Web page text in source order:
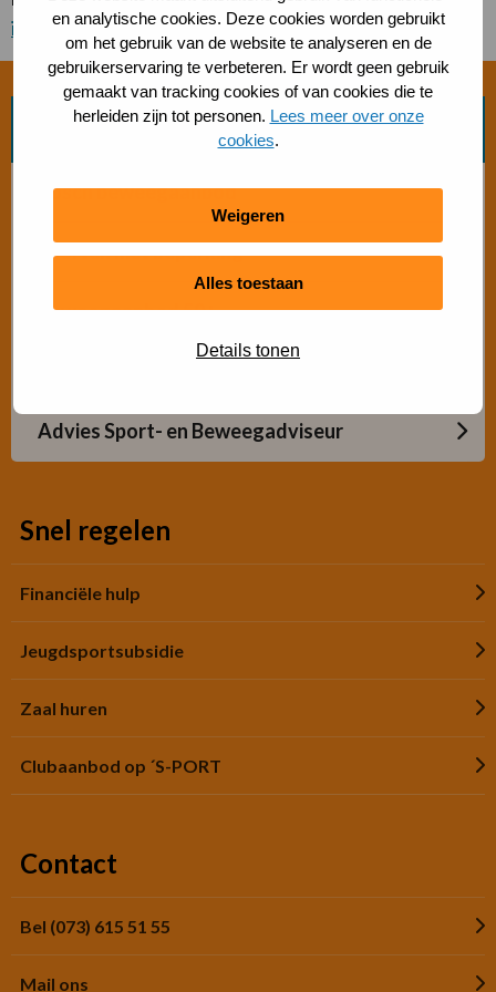
en analytische cookies. Deze cookies worden gebruikt
om het gebruik van de website te analyseren en de
gebruikerservaring te verbeteren. Er wordt geen gebruik
gemaakt van tracking cookies of van cookies die te
herleiden zijn tot personen. Lees meer over onze
cookies.
Weigeren
Alles toestaan
Details tonen
is
Zoek beweegvorm
Bosch beweegaanbod
Sporten met beperking
Beweegaanbod 50+
Advies Sport- en Beweegadviseur
Snel regelen
Financiële hulp
Jeugdsportsubsidie
Zaal huren
Clubaanbod op ´S-PORT
Contact
Bel (073) 615 51 55
Mail ons